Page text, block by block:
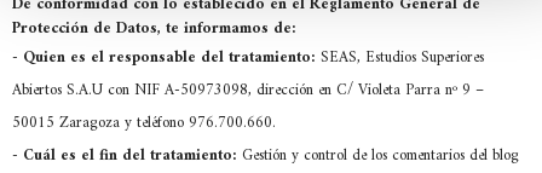
Protección de Datos, te informamos de:
- Quien es el responsable del tratamiento: SEAS, Estudios Superiores
Abiertos S.A.U con NIF A-50973098, dirección en C/ Violeta Parra nº 9 –
50015 Zaragoza y teléfono 976.700.660.
- Cuál es el fin del tratamiento: Gestión y control de los comentarios del blog